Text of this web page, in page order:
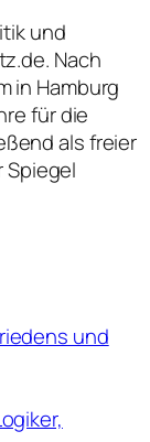
und
Nach
in Hamburg
für die
als freier
Spiegel
und